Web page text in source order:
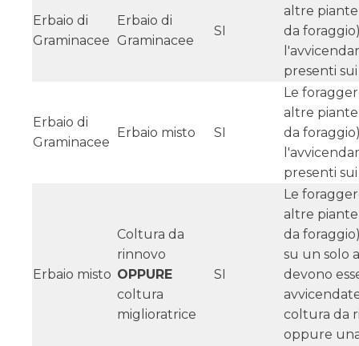
Erbaio di
Graminacee
Erbaio di
Graminacee
SI
altre
da
presenti
Erbaio di
Graminacee
Erbaio misto SI
Le
altre
da
presenti
Erbaio misto
Coltura da
rinnovo
OPPURE
coltura
miglioratrice
SI
Le
altre
da
su un solo
devono
coltura da
oppure